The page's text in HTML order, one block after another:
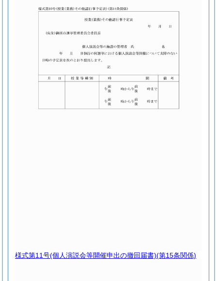
様式第11号(個人演説会等開催申出の撤回届書)(第15条関係)